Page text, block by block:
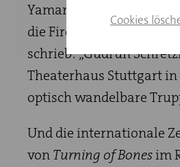
Cookies
Yamamoto, Bruna
die Fireworks und als
schrieb: „Gudrun
Theaterhaus Stuttgart
optisch wandelbare
Und die internationale
vonTurning of Bonesim